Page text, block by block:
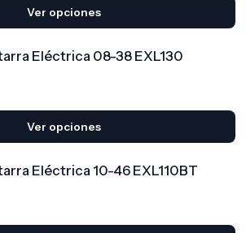
Ver opciones
Eléctrica 08-38 EXL130
Ver opciones
Eléctrica 10-46 EXL110BT